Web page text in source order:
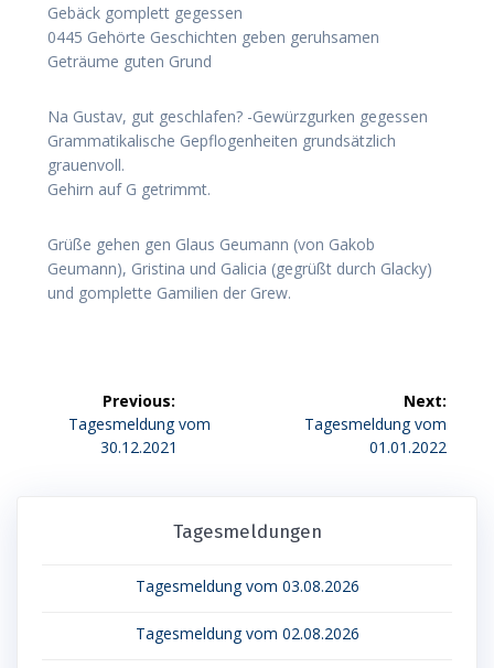
Gebäck gomplett gegessen
0445 Gehörte Geschichten geben geruhsamen
Geträume guten Grund
Na Gustav, gut geschlafen? -Gewürzgurken gegessen
Grammatikalische Gepflogenheiten grundsätzlich
grauenvoll.
Gehirn auf G getrimmt.
Grüße gehen gen Glaus Geumann (von Gakob
Geumann), Gristina und Galicia (gegrüßt durch Glacky)
und gomplette Gamilien der Grew.
Beitragsnavigation
Previous:
Previous
post:
Tagesmeldung vom
30.12.2021
Next:
Next
Tagesmeldung vom
01.01.2022
Tagesmeldungen
Tagesmeldung vom 03.08.2026
Tagesmeldung vom 02.08.2026